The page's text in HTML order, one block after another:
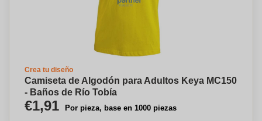
Crea tu diseño
Camiseta de Algodón para Adultos Keya MC150
- Baños de Río Tobía
€1,91 Por pieza, base en 1000 piezas